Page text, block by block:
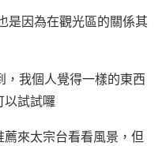
是因為在觀光區的關係其
，我個人覺得一樣的東西
以試試囉
來太宗台看看風景，但